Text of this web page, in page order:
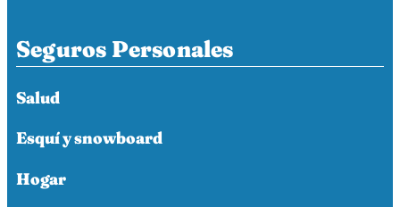
Seguros Personales
Salud
Esquí y snowboard
Hogar